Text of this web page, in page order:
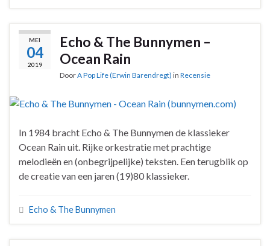
MEI
04
2019
Echo & The Bunnymen –
Ocean Rain
DoorA Pop Life (Erwin Barendregt) in Recensie
In 1984 bracht Echo & The Bunnymen de klassieker
Ocean Rain uit. Rijke orkestratie met prachtige
melodieën en (onbegrijpelijke) teksten. Een terugblik op
de creatie van een jaren (19)80 klassieker.
Echo & The Bunnymen